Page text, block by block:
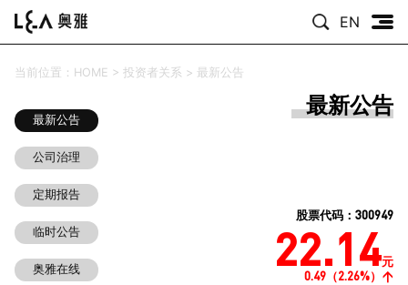
EN
当前位置： HOME > 投资者关系 > 最新公告
最新公告
最新公告
公司治理
定期报告
临时公告
奥雅在线
股票代码 ：300949
22.14元
0.49（2.26%）